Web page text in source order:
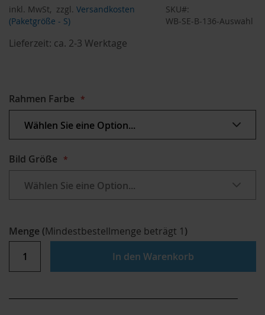
inkl. MwSt, zzgl. Versandkosten
(Paketgröße - S)
SKU
WB-SE-B-136-Auswahl
Lieferzeit: ca. 2-3 Werktage
Rahmen Farbe
Bild Größe
Menge (Mindestbestellmenge beträgt 1)
In den Warenkorb